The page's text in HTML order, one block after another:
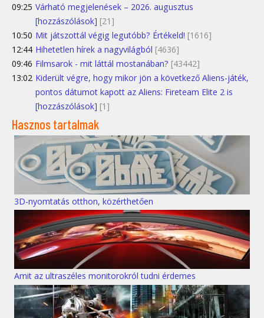
09:25 Várható megjelenések – 2026. augusztus
[hozzászólások] [21]
10:50 Mit játszottál végig legutóbb? Értékeld! [1616]
12:44 Hihetetlen hírek a nagyvilágból [4636]
09:46 Filmsarok - mit láttál mostanában? [43442]
13:02 Kiderült végre, hogy mikor jön a következő Aliens-játék,
pontos dátumot kapott az Aliens: Fireteam Elite 2 is
[hozzászólások] [1]
Hasznos tartalmak
3D-nyomtatás otthon, közérthetően
Amit az ultraszéles monitorokról tudni érdemes